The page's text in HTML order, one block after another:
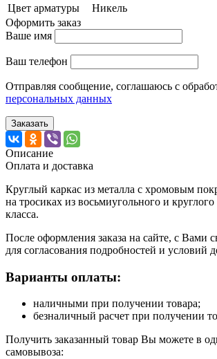
Цвет арматуры
Никель
Оформить заказ
Ваше имя
Ваш телефон
Отправляя сообщение, соглашаюсь с
персональных данных
Заказать
Описание
Оплата и доставка
Круглый каркас из металла с хромовым
на тросиках из восьмиугольного и
класса.
После оформления заказа на сайте, с Вами
для согласования подробностей и условий
Варианты оплаты:
наличными при получении товара;
безналичный расчет при получении
Получить заказанный товар Вы можете в
самовывоза: